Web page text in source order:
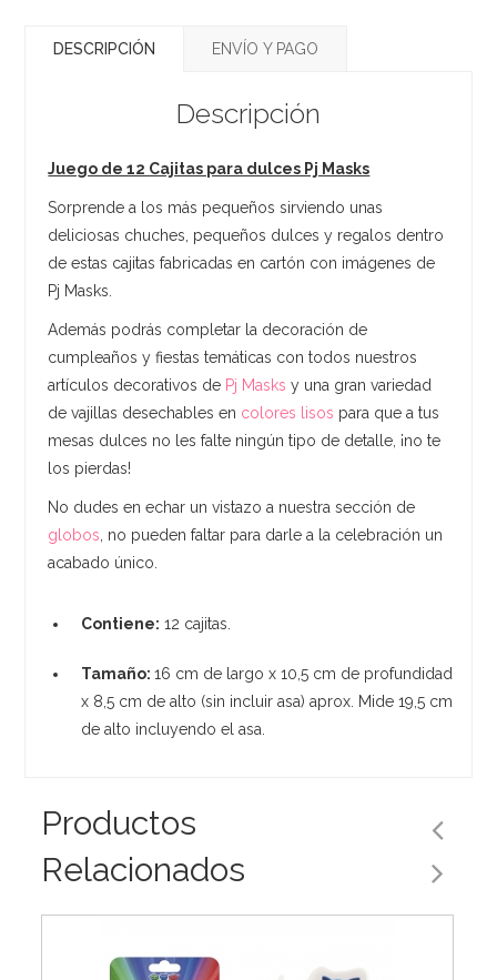
DESCRIPCIÓN ENVÍO Y PAGO
Descripción
Juego de 12 Cajitas para dulces Pj Masks
Sorprende a los más pequeños sirviendo unas
deliciosas chuches, pequeños dulces y regalos dentro
de estas cajitas fabricadas en cartón con imágenes de
Pj Masks.
Además podrás completar la decoración de
cumpleaños y fiestas temáticas con todos nuestros
artículos decorativos de Pj Masks y una gran variedad
de vajillas desechables en colores lisos para que a tus
mesas dulces no les falte ningún tipo de detalle, ¡no te
los pierdas!
No dudes en echar un vistazo a nuestra sección de
globos , no pueden faltar para darle a la celebración un
acabado único.
Contiene: 12 cajitas.
Tamaño:16 cm de largo x 10,5 cm de profundidad
x 8,5 cm de alto (sin incluir asa) aprox. Mide 19,5 cm
de alto incluyendo el asa.
Productos
Relacionados